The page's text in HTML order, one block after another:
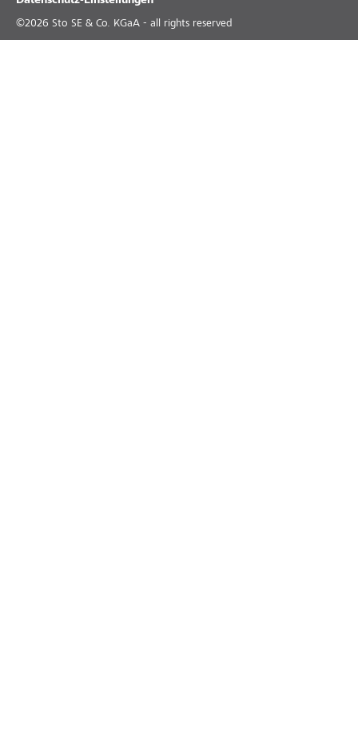
©2026 Sto SE & Co. KGaA - all rights reserved